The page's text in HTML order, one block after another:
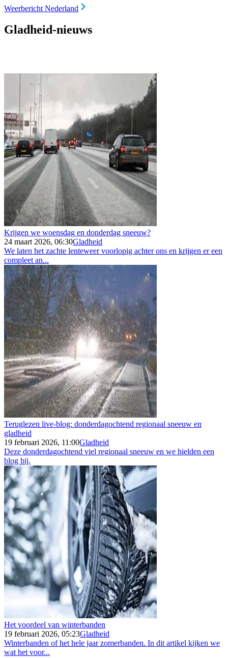
Weerbericht Nederland
Gladheid-nieuws
Krijgen we woensdag en donderdag sneeuw?
24 maart 2026, 06:30Gladheid
We laten het zachte lenteweer voorlopig achter ons en krijgen er een
compleet an...
Teruglezen live-blog: donderdagochtend regionaal sneeuw en
gladheid
19 februari 2026, 11:00Gladheid
Deze donderdagochtend viel regionaal sneeuw en we hielden een
blog bij.
Het voordeel van winterbanden
19 februari 2026, 05:23Gladheid
Winterbanden of het hele jaar zomerbanden. In dit artikel kijken we
wat het voor...